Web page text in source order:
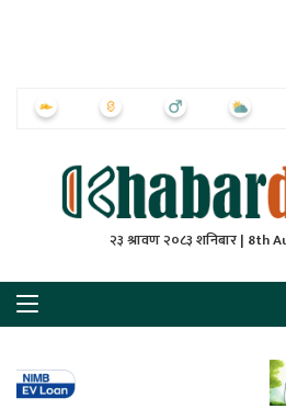
२३ श्रावण २०८३ शनिबार | 8th